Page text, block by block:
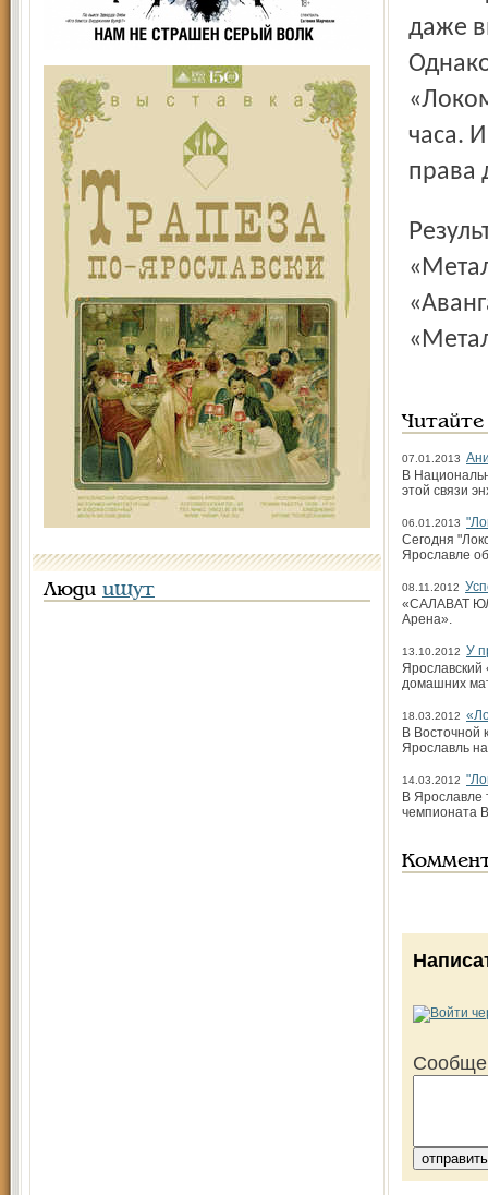
Люди ищут
даже
часа.
права
Результаты вторых четвертьфинальных матчей:
07.01.2013
В
этой связи
06.01.2013
Сегодня
Ярославле
08.11.2012
«САЛАВАТ
Арена».
13.10.2012 У
Ярославский
домашних
18.03.2012
В Восточной
Ярославль
14.03.2012
В Ярославле
чемпионата